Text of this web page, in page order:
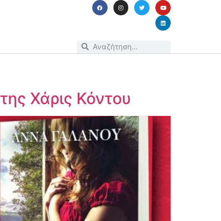
Χάρις Κόντου